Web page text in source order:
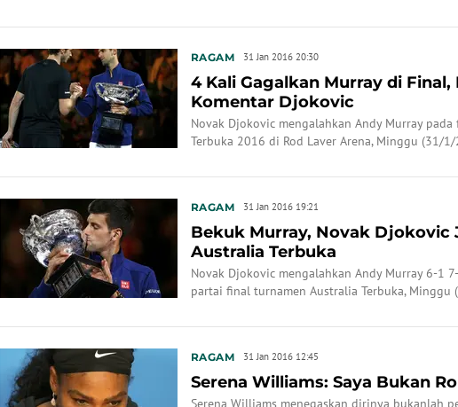
RAGAM 31 Jan 2016 20:30
4 Kali Gagalkan Murray di Final,
Komentar Djokovic
Novak Djokovic mengalahkan Andy Murray
Terbuka 2016 di Rod Laver Arena, Minggu (31/1/
RAGAM 31 Jan 2016 19:21
Bekuk Murray, Novak Djokovic
Australia Terbuka
Novak Djokovic mengalahkan Andy Murray 6-1
partai final turnamen Australia Terbuka, Minggu
RAGAM 31 Jan 2016 12:45
Serena Williams: Saya Bukan
Serena Williams menegaskan dirinya bukanlah